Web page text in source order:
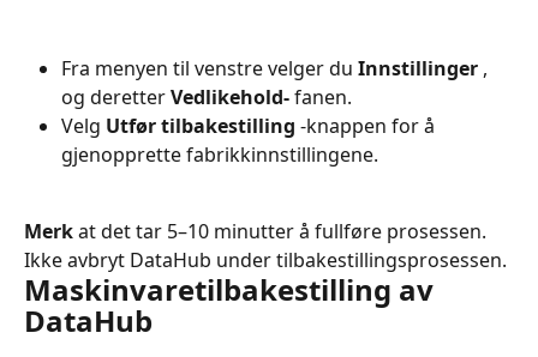
Fra menyen til venstre velger du Innstillinger ,
og deretter Vedlikehold- fanen.
Velg Utfør tilbakestilling -knappen for å
gjenopprette fabrikkinnstillingene.
Merk at det tar 5–10 minutter å fullføre prosessen.
Ikke avbryt DataHub under tilbakestillingsprosessen.
Maskinvaretilbakestilling av
DataHub